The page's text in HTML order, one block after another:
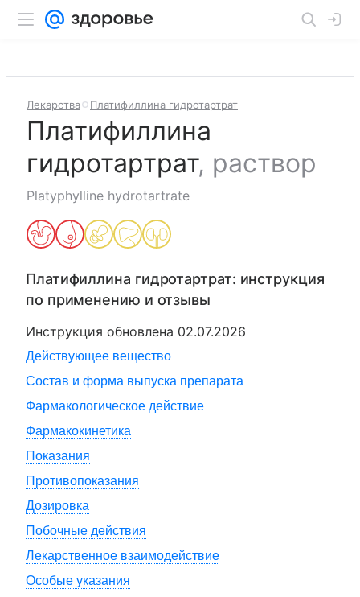
Лекарства Платифиллина гидротартрат
Платифиллина
гидротартрат, раствор
Platyphylline hydrotartrate
Платифиллина гидротартрат: инструкция
по применению и отзывы
Инструкция обновлена 02.07.2026
Действующее вещество
Состав и форма выпуска препарата
Фармакологическое действие
Фармакокинетика
Показания
Противопоказания
Дозировка
Побочные действия
Лекарственное взаимодействие
Особые указания